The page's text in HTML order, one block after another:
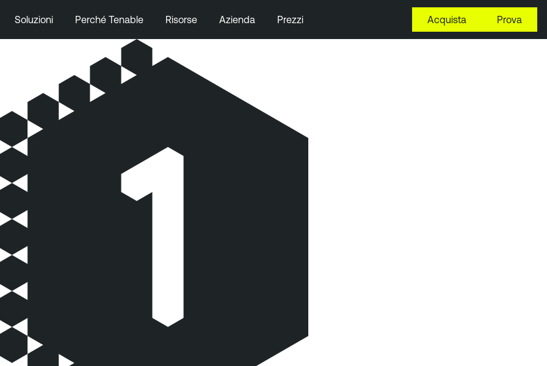
Soluzioni Perché Tenable Risorse Azienda Prezzi Acquista Prova